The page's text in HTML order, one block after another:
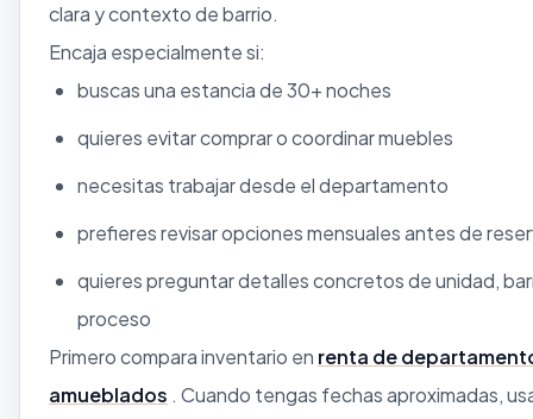
clara y contexto de barrio.
Encaja especialmente si:
buscas una estancia de 30+ noches
quieres evitar comprar o coordinar muebles
necesitas trabajar desde el departamento
prefieres revisar opciones mensuales antes de
quieres preguntar detalles concretos de unidad,
proceso
Primero compara inventario en renta de
amueblados . Cuando tengas fechas aproximadas,